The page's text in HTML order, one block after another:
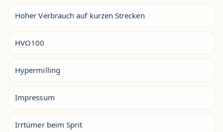
Hoher Verbrauch auf kurzen Strecken
HVO100
Hypermilling
Impressum
Irrtümer beim Sprit